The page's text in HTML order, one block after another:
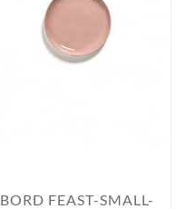
BORD FEAST-SMALL-